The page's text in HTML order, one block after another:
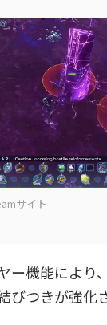
サイト
ー機能により、
びつきが強化さ